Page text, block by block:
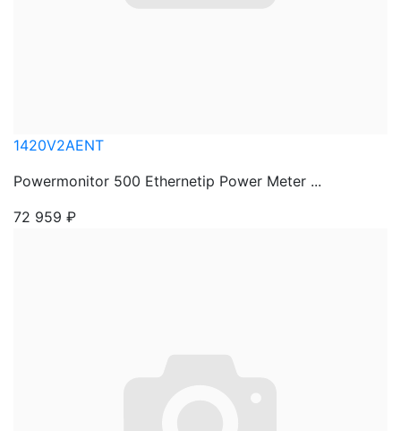
1420V2AENT
Powermonitor 500 Ethernetip Power Meter ...
72 959 ₽